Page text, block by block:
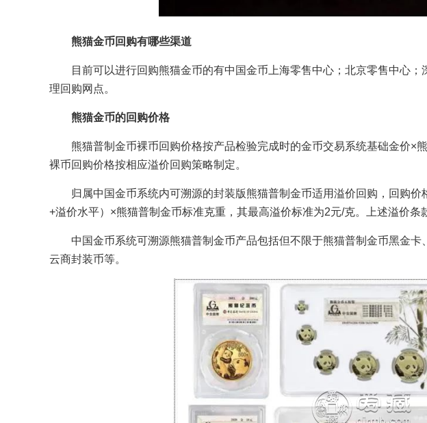
熊猫金币回购有哪些渠道
目前可以进行回购熊猫金币的有中国金币上海零售中心；北京零售中心
理回购网点。
熊猫金币的回购价格
熊猫普制金币裸币回购价格按产品检验完成时的金币交易系统基础金价×
裸币回购价格按相应溢价回购策略制定。
归属中国金币系统内可溯源的封装版熊猫普制金币适用溢价回购，回购
+溢价水平）×熊猫普制金币标准克重，其最高溢价标准为2元/克。上述溢价条
中国金币系统可溯源熊猫普制金币产品包括但不限于熊猫普制金币黑金
云商封装币等。